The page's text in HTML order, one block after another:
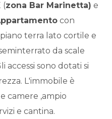
(zona Bar Marinetta) e
con
terra lato cortile e
da scale
accessi sono dotati si
L'immobile è
camere ,ampio
e cantina.